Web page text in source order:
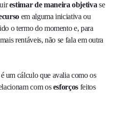
estimar de maneira objetiva se
em alguma iniciativa ou
o termo do momento e, para
rentáveis, não se fala em outra
um cálculo que avalia como os
com osesforços feitos